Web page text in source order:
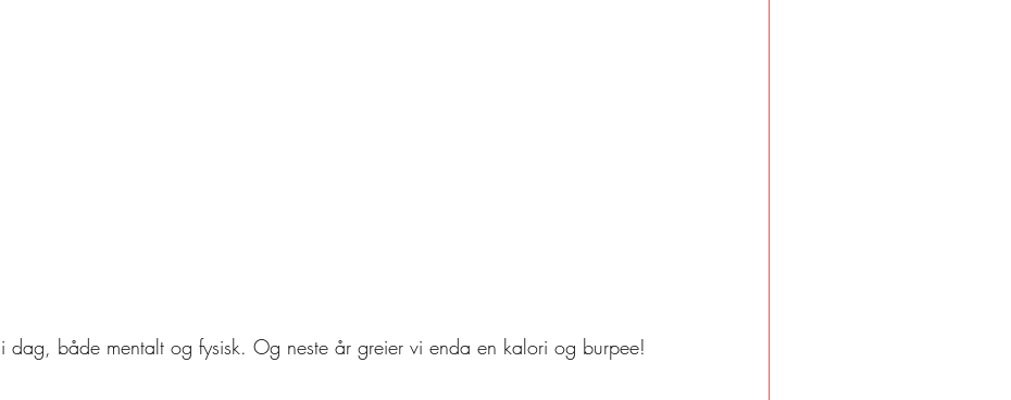
både mentalt og fysisk. Og neste år greier vi enda en kalori og burpee!